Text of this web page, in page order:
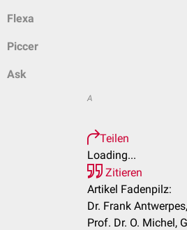
Flexa
Piccer
Ask
A
Teilen
Loading...
Zitieren
Artikel Fadenpilz:
Dr. Frank
Prof. Dr. O. Michel,